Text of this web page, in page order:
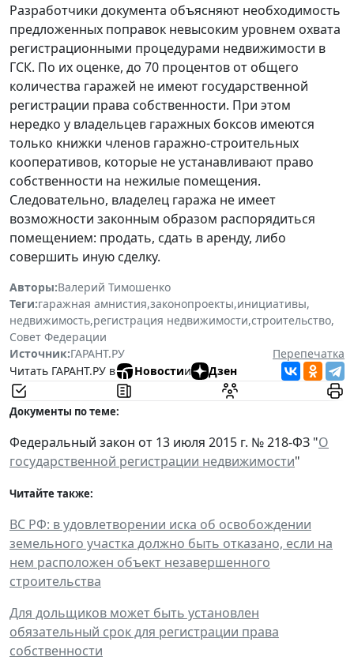
Разработчики документа объясняют необходимость
предложенных поправок невысоким уровнем охвата
регистрационными процедурами недвижимости в
ГСК. По их оценке, до 70 процентов от общего
количества гаражей не имеют государственной
регистрации права собственности. При этом
нередко у владельцев гаражных боксов имеются
только книжки членов гаражно-строительных
кооперативов, которые не устанавливают право
собственности на нежилые помещения.
Следовательно, владелец гаража не имеет
возможности законным образом распорядиться
помещением: продать, сдать в аренду, либо
совершить иную сделку.
Авторы:Валерий Тимошенко
Теги:гаражная амнистия,законопроекты,инициативы,
недвижимость,регистрация недвижимости,строительство,
Совет Федерации
Источник:ГАРАНТ.РУ
Перепечатка
Читать ГАРАНТ.РУ в
Новостии Дзен
Документы по теме:
Федеральный закон от 13 июля 2015 г. № 218-ФЗ "О
государственной регистрации недвижимости"
Читайте также:
ВС РФ: в удовлетворении иска об освобождении
земельного участка должно быть отказано, если на
нем расположен объект незавершенного
строительства
Для дольщиков может быть установлен
обязательный срок для регистрации права
собственности